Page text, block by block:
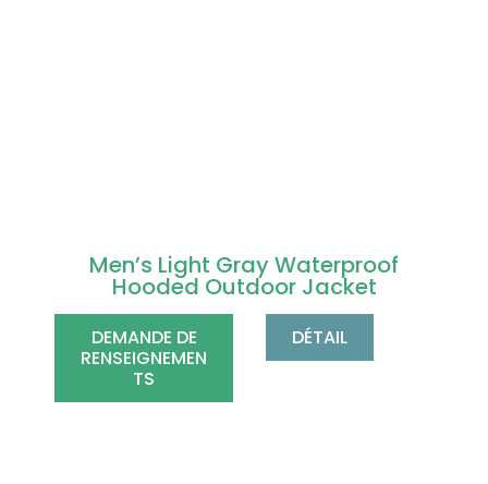
Men’s Light Gray Waterproof
Hooded Outdoor Jacket
DEMANDE DE
RENSEIGNEMEN
TS
DÉTAIL